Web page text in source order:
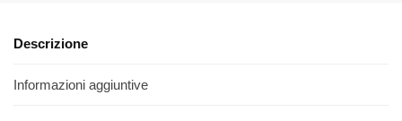
Descrizione
Informazioni aggiuntive